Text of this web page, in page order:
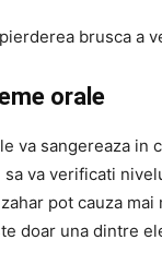
brusca a
orale
va sangereaza in
va verificati
pot cauza
doar una dintre